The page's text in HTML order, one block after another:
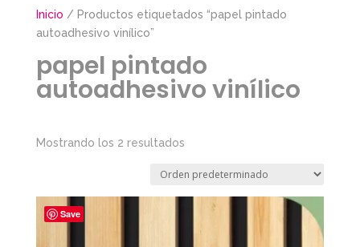
Inicio / Productos etiquetados “papel pintado
autoadhesivo vinílico”
papel pintado
autoadhesivo vinílico
Mostrando los 2 resultados
Save